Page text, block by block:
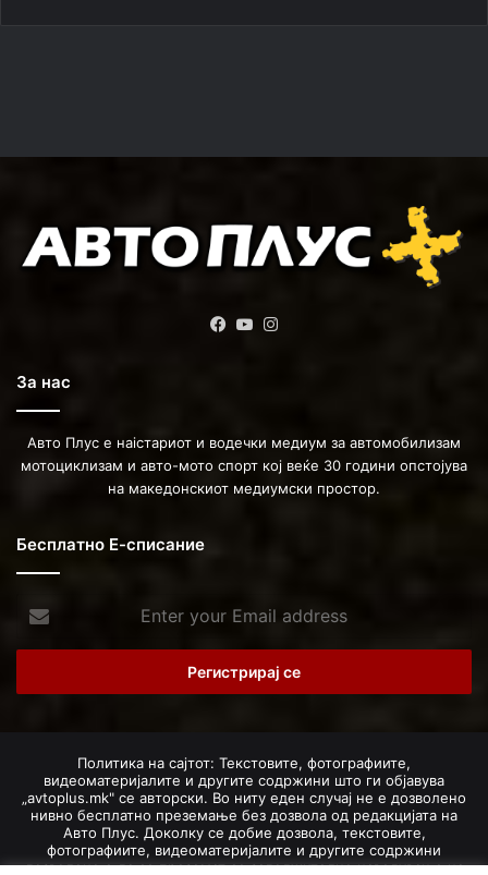
Facebook
YouTube
За нас
Авто Плус е наістариот и водечки медиум за автомобилизам
мотоциклизам и авто-мото спорт кој веќе 30 години опстојува
на македонскиот медиумски простор.
Бесплатно Е-списание
your
Email
Политика на сајтот: Текстовите, фотографиите,
видеоматеријалите и другите содржини што ги објавува
„avtoplus.mk" се авторски. Во ниту еден случај не е дозволено
нивно бесплатно преземање без дозвола од редакцијата на
Авто Плус. Доколку се добие дозвола, текстовите,
фотографиите, видеоматеријалите и другите содржини
дозволено е да се преземат со задолжително наведување на